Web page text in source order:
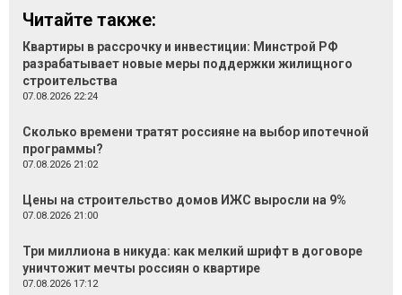
Читайте также:
Квартиры в рассрочку и инвестиции: Минстрой РФ
разрабатывает новые меры поддержки жилищного
строительства
07.08.2026 22:24
Сколько времени тратят россияне на выбор ипотечной
программы?
07.08.2026 21:02
Цены на строительство домов ИЖС выросли на 9%
07.08.2026 21:00
Три миллиона в никуда: как мелкий шрифт в договоре
уничтожит мечты россиян о квартире
07.08.2026 17:12